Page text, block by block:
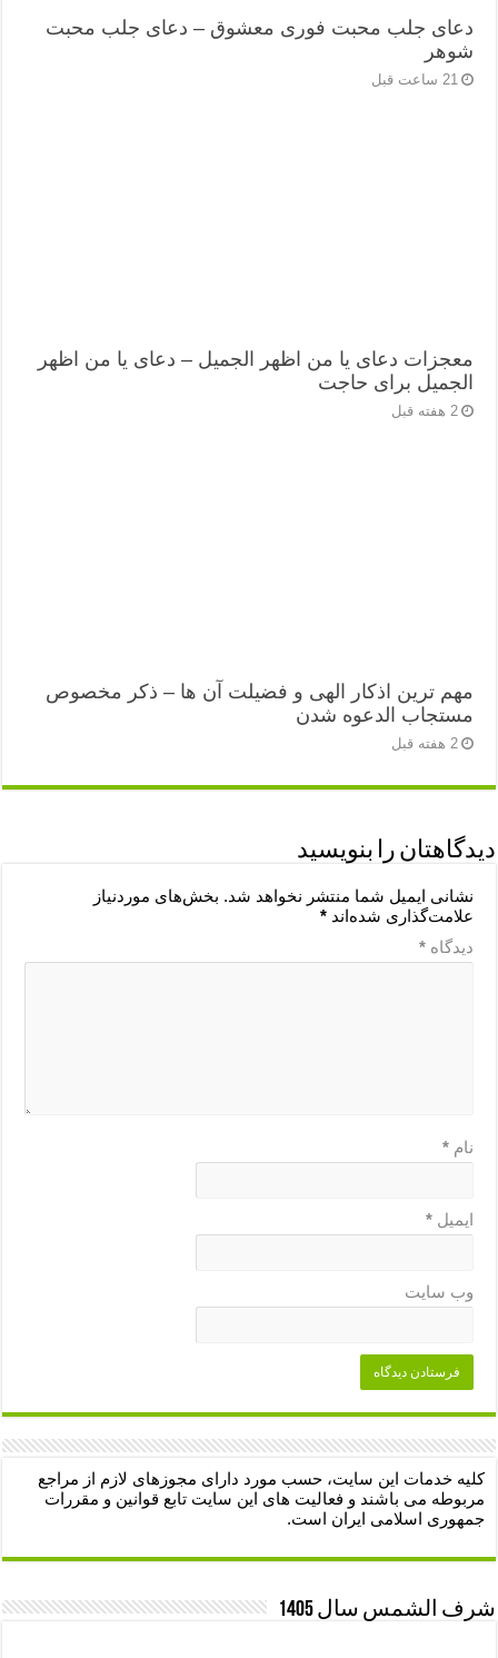
دعای جلب محبت فوری معشوق – دعای جلب محبت
شوهر
21 ساعت قبل
معجزات دعای یا من اظهر الجمیل – دعای یا من اظهر
الجمیل برای حاجت
2 هفته قبل
مهم ترین اذکار الهی و فضیلت آن ها – ذکر مخصوص
مستجاب الدعوه شدن
2 هفته قبل
دیدگاهتان را بنویسید
نشانی ایمیل شما منتشر نخواهد شد. بخش‌های موردنیاز
علامت‌گذاری شده‌اند*
دیدگاه*
نام*
ایمیل*
وب‌ سایت
کلیه خدمات این سایت، حسب مورد دارای مجوزهای لازم از مراجع
مربوطه می باشند و فعالیت های این سایت تابع قوانین و مقررات
جمهوری اسلامی ایران است.
شرف الشمس سال 1405